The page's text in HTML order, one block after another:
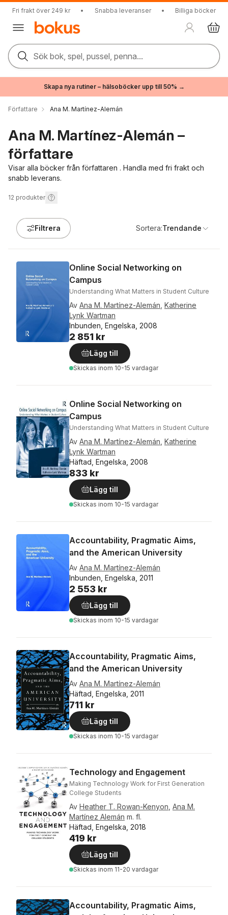
Fri frakt över 249 kr • Snabba leveranser • Billiga böcker
Sök bok, spel, pussel, penna...
Skapa nya rutiner – hälsoböcker upp till 50% →
Författare Ana M. Martínez-Alemán
Ana M. Martínez-Alemán –
författare
Visar alla böcker från författaren . Handla med fri frakt och
snabb leverans.
12 produkter
Filtrera Sortera:Trendande
Online Social Networking on
Campus
Understanding What Matters in Student Culture
Av Ana M. Martínez-Alemán Katherine
Lynk Wartman
Inbunden, Engelska, 2008
2 851 kr
Lägg till
Skickas inom 10-15 vardagar
Online Social Networking on
Campus
Understanding What Matters in Student Culture
Av Ana M. Martínez-Alemán Katherine
Lynk Wartman
Häftad, Engelska, 2008
833 kr
Lägg till
Skickas inom 10-15 vardagar
Accountability, Pragmatic Aims,
and the American University
Av Ana M. Martínez-Alemán
Inbunden, Engelska, 2011
2 553 kr
Lägg till
Skickas inom 10-15 vardagar
Accountability, Pragmatic Aims,
and the American University
Av Ana M. Martínez-Alemán
Häftad, Engelska, 2011
711 kr
Lägg till
Skickas inom 10-15 vardagar
Technology and Engagement
Making Technology Work for First Generation
College Students
Av Heather T. Rowan-Kenyon Ana M.
Martínez Alemán m. fl.
Häftad, Engelska, 2018
419 kr
Lägg till
Skickas inom 11-20 vardagar
Accountability, Pragmatic Aims,